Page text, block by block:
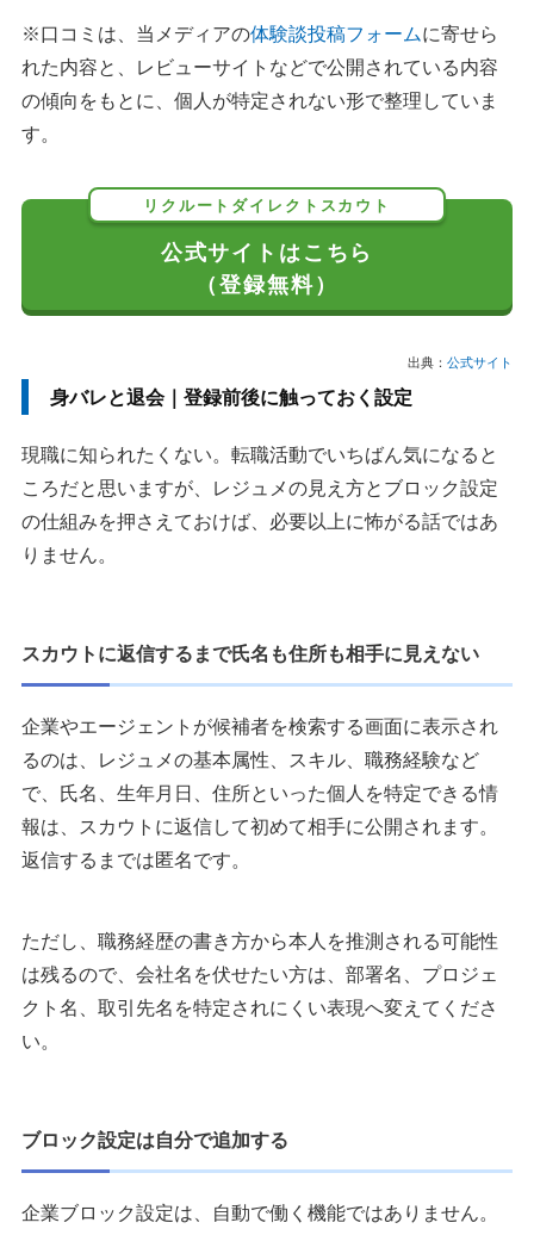
※口コミは、当メディアの体験談投稿フォームに寄せら
れた内容と、レビューサイトなどで公開されている内容
の傾向をもとに、個人が特定されない形で整理していま
す。
リクルートダイレクトスカウト
公式サイトはこちら
（登録無料）
出典： 公式サイト
身バレと退会｜登録前後に触っておく設定
現職に知られたくない。転職活動でいちばん気になると
ころだと思いますが、レジュメの見え方とブロック設定
の仕組みを押さえておけば、必要以上に怖がる話ではあ
りません。
スカウトに返信するまで氏名も住所も相手に見えない
企業やエージェントが候補者を検索する画面に表示され
るのは、レジュメの基本属性、スキル、職務経験など
で、氏名、生年月日、住所といった個人を特定できる情
報は、スカウトに返信して初めて相手に公開されます。
返信するまでは匿名です。
ただし、職務経歴の書き方から本人を推測される可能性
は残るので、会社名を伏せたい方は、部署名、プロジェ
クト名、取引先名を特定されにくい表現へ変えてくださ
い。
ブロック設定は自分で追加する
企業ブロック設定は、自動で働く機能ではありません。